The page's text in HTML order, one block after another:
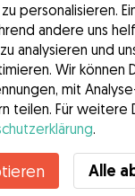
Kontakt
Vorteile von
personalisieren.
andere uns
analysieren und
Wir können
mit
teilen. Für weitere
.
Alle